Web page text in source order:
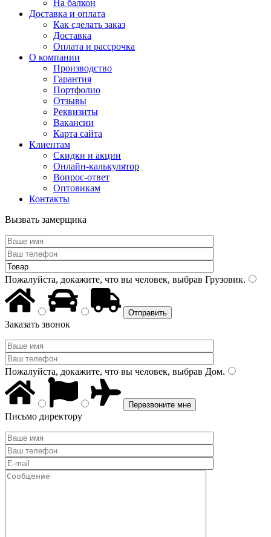
На балкон
Доставка и оплата
Как сделать заказ
Доставка
Оплата и рассрочка
О компании
Производство
Гарантия
Портфолио
Отзывы
Реквизиты
Вакансии
Карта сайта
Клиентам
Скидки и акции
Онлайн-калькулятор
Вопрос-ответ
Оптовикам
Контакты
Вызвать замерщика
Пожалуйста, докажите, что вы человек, выбрав Грузовик.
Заказать звонок
Пожалуйста, докажите, что вы человек, выбрав Дом.
Письмо директору